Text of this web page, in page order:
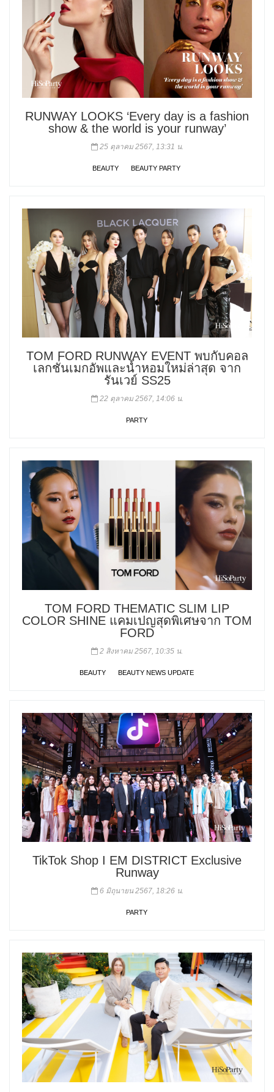
RUNWAY LOOKS ‘Every day is a fashion
show & the world is your runway’
25 ตุลาคม 2567, 13:31 น.
BEAUTY BEAUTY PARTY
TOM FORD RUNWAY EVENT พบกับคอล
เลกชั่นเมกอัพและน้ำหอมใหม่ล่าสุด จาก
รันเวย์ SS25
22 ตุลาคม 2567, 14:06 น.
PARTY
TOM FORD THEMATIC SLIM LIP
COLOR SHINE แคมเปญสุดพิเศษจาก TOM
FORD
2 สิงหาคม 2567, 10:35 น.
BEAUTY BEAUTY NEWS UPDATE
TikTok Shop I EM DISTRICT Exclusive
Runway
6 มิถุนายน 2567, 18:26 น.
PARTY